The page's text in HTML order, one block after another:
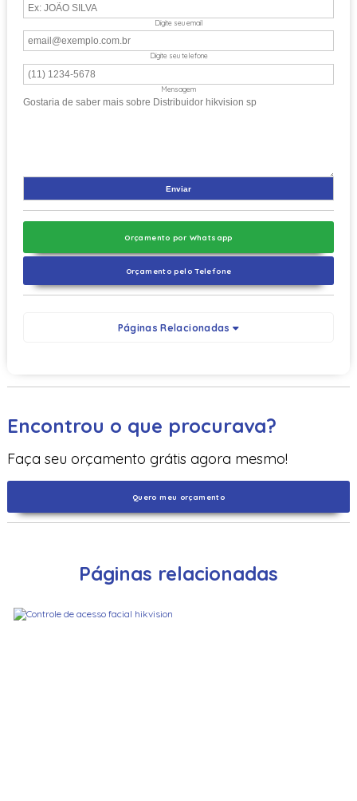
Digite seu email
Digite seu telefone
Mensagem
Orçamento por Whatsapp
Orçamento pelo Telefone
Páginas Relacionadas
Encontrou o que procurava?
Faça seu orçamento grátis agora mesmo!
Quero meu orçamento
Páginas relacionadas